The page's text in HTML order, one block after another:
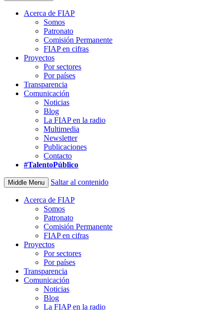
Acerca de FIAP
Somos
Patronato
Comisión Permanente
FIAP en cifras
Proyectos
Por sectores
Por países
Transparencia
Comunicación
Noticias
Blog
La FIAP en la radio
Multimedia
Newsletter
Publicaciones
Contacto
#TalentoPúblico
Middle Menu Saltar al contenido
Acerca de FIAP
Somos
Patronato
Comisión Permanente
FIAP en cifras
Proyectos
Por sectores
Por países
Transparencia
Comunicación
Noticias
Blog
La FIAP en la radio